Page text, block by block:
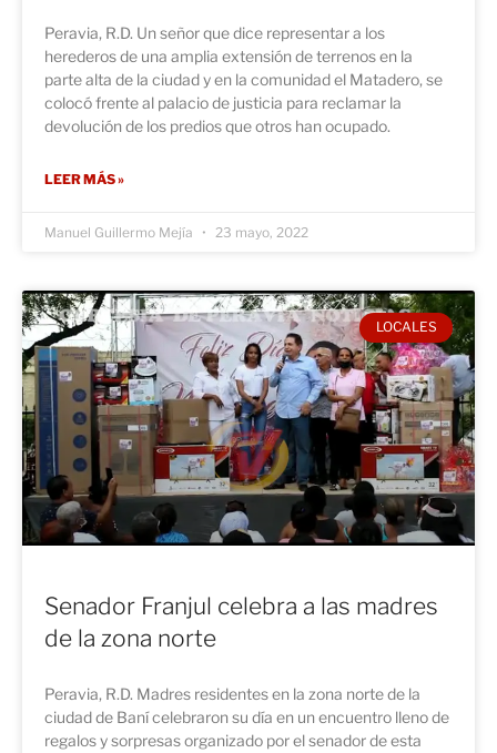
Peravia, R.D. Un señor que dice representar a los
herederos de una amplia extensión de terrenos en la
parte alta de la ciudad y en la comunidad el Matadero, se
colocó frente al palacio de justicia para reclamar la
devolución de los predios que otros han ocupado.
LEER MÁS »
Manuel Guillermo Mejía 23 mayo, 2022
LOCALES
Senador Franjul celebra a las madres
de la zona norte
Peravia, R.D. Madres residentes en la zona norte de la
ciudad de Baní celebraron su día en un encuentro lleno de
regalos y sorpresas organizado por el senador de esta